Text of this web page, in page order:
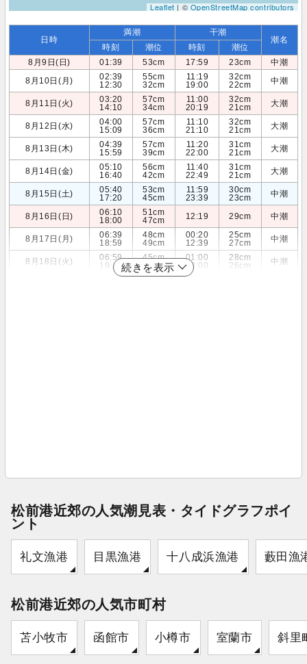
Leaflet| ©OpenStreetMap contributors
日時
満潮 干潮
潮名
時刻 潮位 時刻
潮位
8月9日(日)
01:39 53cm 17:59 23cm
中潮
8月10日(月)
02:39
12:30
55cm
32cm
11:19
19:00
32cm
22cm
中潮
8月11日(火)
03:20
14:10
57cm
34cm
11:00
20:19
32cm
21cm
大潮
8月12日(水)
04:00
15:09
57cm
36cm
11:10
21:10
32cm
21cm
大潮
8月13日(木)
04:39
15:59
57cm
39cm
11:20
22:00
31cm
21cm
大潮
8月14日(金)
05:10
16:40
56cm
42cm
11:40
22:49
31cm
21cm
大潮
8月15日(土)
05:40
17:20
53cm
45cm
11:59
23:39
30cm
23cm
中潮
8月16日(日)
06:10
18:00
51cm
47cm
12:19 29cm 中潮
8月17日(月)
06:39
18:59
48cm
49cm
00:20
12:39
25cm
27cm
中潮
8月18日(火)
06:59
19:40
45cm
50cm
01:00
13:00
28cm
26cm
中潮
続きを表示
松前港近郊の人気潮見表・タイドグラフポイ
ント
礼文漁港 目黒漁港 十八成浜漁港 藪田漁
松前港近郊の人気市町村
苫小牧市 函館市 小樽市 室蘭市 斜里